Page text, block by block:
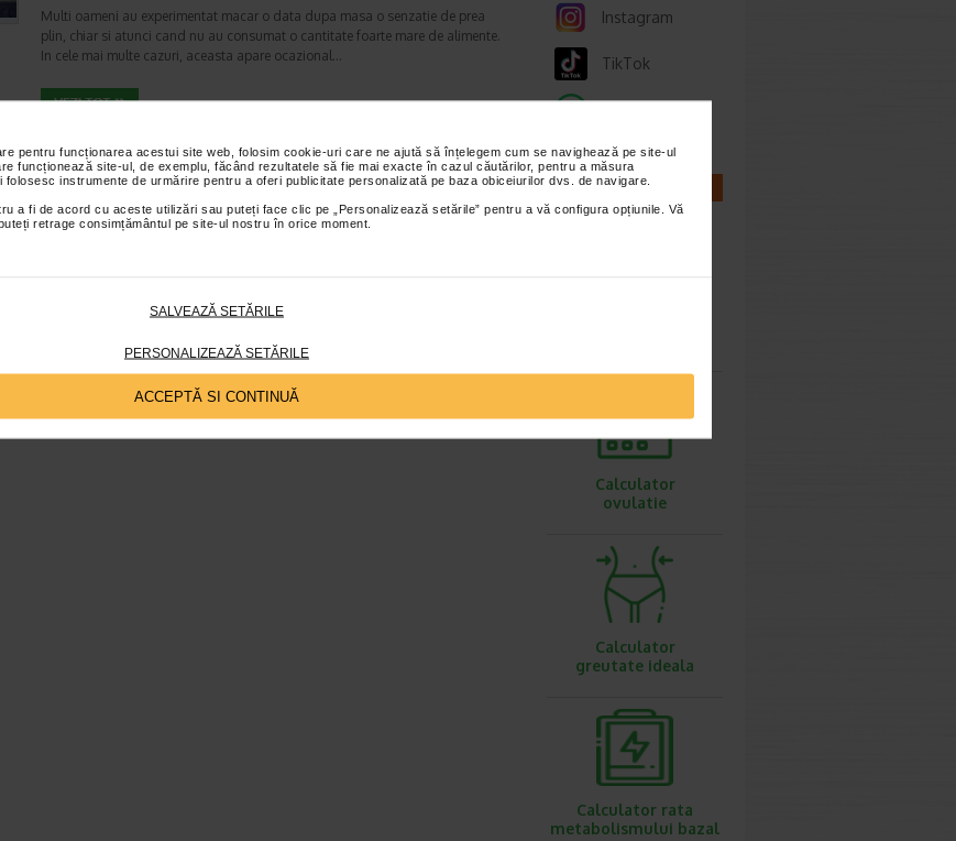
pentru funcționarea acestui site web, folosim cookie-uri care ne ajută să înțelegem cum se navighează pe site-ul
funcționează site-ul, de exemplu, făcând rezultatele să fie mai exacte în cazul căutărilor, pentru a măsura
instrumente de urmărire pentru a oferi publicitate personalizată pe baza obiceiurilor dvs. de navigare.
a fi de acord cu aceste utilizări sau puteți face clic pe „Personalizează setările” pentru a vă configura opțiunile. Vă
retrage consimțământul pe site-ul nostru în orice moment.
SALVEAZĂ SETĂRILE
PERSONALIZEAZĂ SETĂRILE
ACCEPTĂ SI CONTINUĂ
Multi oameni au experimentat macar o data dupa masa o senzatie de prea
plin, chiar si atunci cand nu au consumat o cantitate foarte mare de alimente.
In cele mai multe cazuri, aceasta apare ocazional…
Totul despre meteorism: cauze, factori declansatori,
tratament si dieta
Boli ale sistemului digestiv
Timp de citire:6 minute, 3 secunde
26 iulie 2026
Instagram
TikTok
CALCULATOARE
Calculator
ovulatie
Calculator
greutate ideala
Calculator rata
metabolismului bazal